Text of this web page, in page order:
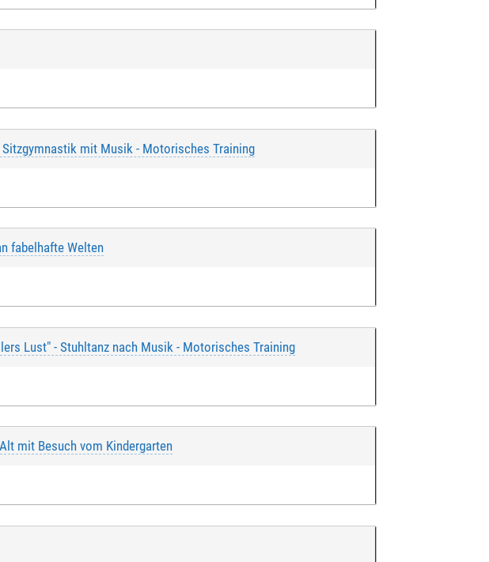
mit Musik - Motorisches Training
fabelhafte Welten
Lust" - Stuhltanz nach Musik - Motorisches Training
mit Besuch vom Kindergarten